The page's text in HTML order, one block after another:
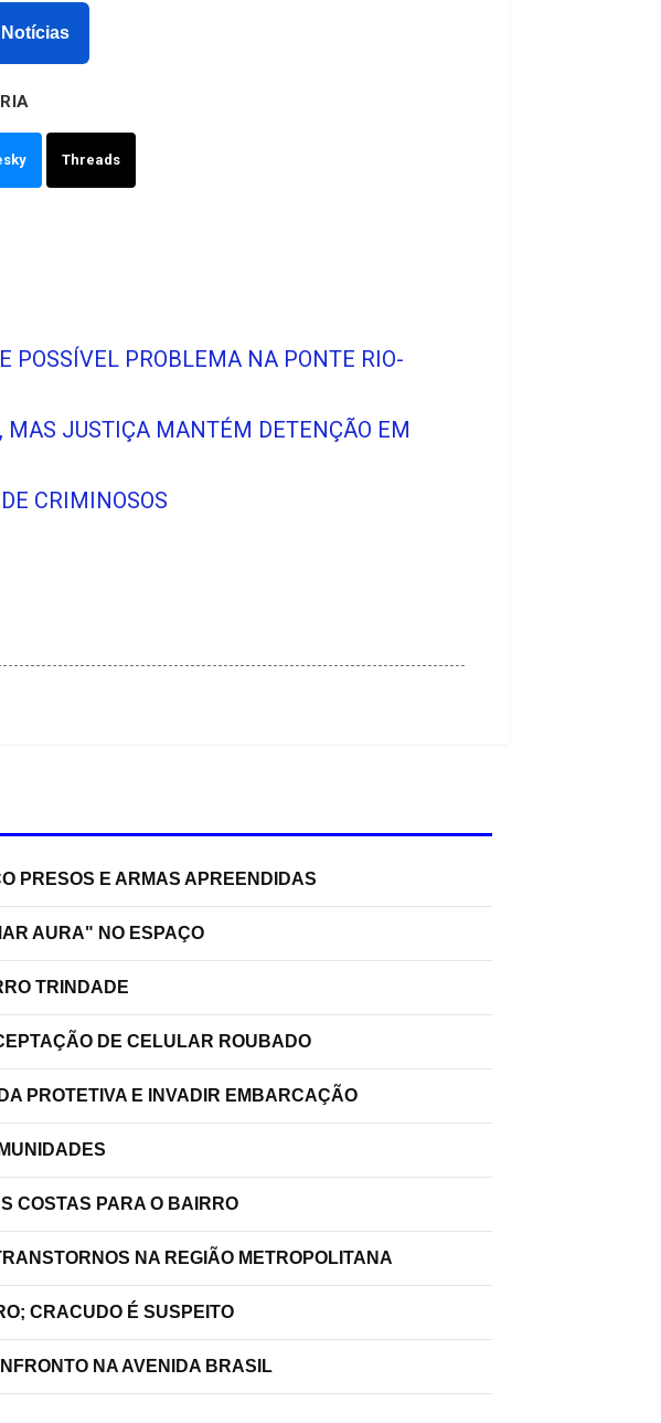
Threads
POSSÍVEL PROBLEMA NA PONTE RIO-
MAS JUSTIÇA MANTÉM DETENÇÃO EM
CRIMINOSOS
PRESOS E ARMAS APREENDIDAS
AURA" NO ESPAÇO
TRINDADE
DE CELULAR ROUBADO
PROTETIVA E INVADIR EMBARCAÇÃO
COSTAS PARA O BAIRRO
NA REGIÃO METROPOLITANA
CRACUDO É SUSPEITO
NA AVENIDA BRASIL